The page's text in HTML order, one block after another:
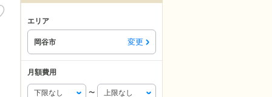
エリア
岡谷市 変更
月額費用
〜